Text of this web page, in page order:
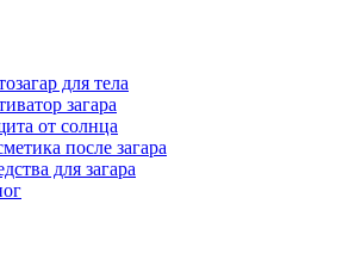
для тела
загара
от солнца
после загара
для загара